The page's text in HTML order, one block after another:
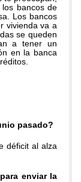
bancos de
Los bancos
vivienda va a
se queden
a tener un
en la banca
pasado?
déficit al alza
enviar la